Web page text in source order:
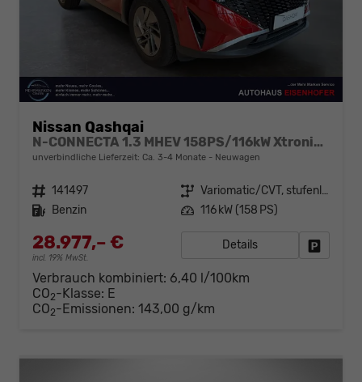
Nissan Qashqai
N-CONNECTA 1.3 MHEV 158PS/116kW Xtronic 2026
unverbindliche Lieferzeit: Ca. 3-4 Monate Neuwagen
Fahrzeugnr. 141497 Getriebe
Variomatic/CVT, stufenlos
Kraftstoff Benzin Leistung 116 kW (158 PS)
28.977,– €
incl. 19% MwSt.
Details
Verbrauch kombiniert: 6,40 l/100km
CO2-Klasse: E
CO2-Emissionen: 143,00 g/km